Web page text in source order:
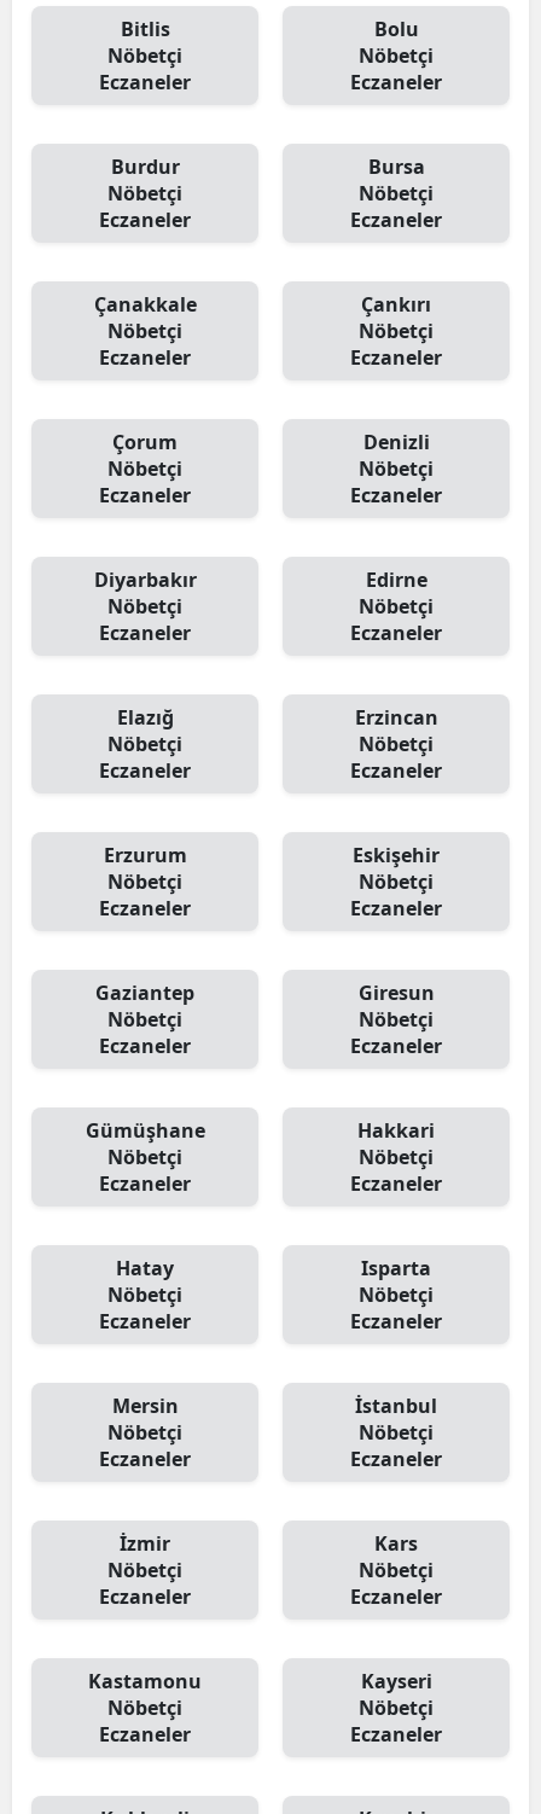
Bitlis
Nöbetçi
Eczaneler
Bolu
Nöbetçi
Eczaneler
Burdur
Nöbetçi
Eczaneler
Bursa
Nöbetçi
Eczaneler
Çanakkale
Nöbetçi
Eczaneler
Çankırı
Nöbetçi
Eczaneler
Çorum
Nöbetçi
Eczaneler
Denizli
Nöbetçi
Eczaneler
Diyarbakır
Nöbetçi
Eczaneler
Edirne
Nöbetçi
Eczaneler
Elazığ
Nöbetçi
Eczaneler
Erzincan
Nöbetçi
Eczaneler
Erzurum
Nöbetçi
Eczaneler
Eskişehir
Nöbetçi
Eczaneler
Gaziantep
Nöbetçi
Eczaneler
Giresun
Nöbetçi
Eczaneler
Gümüşhane
Nöbetçi
Eczaneler
Hakkari
Nöbetçi
Eczaneler
Hatay
Nöbetçi
Eczaneler
Isparta
Nöbetçi
Eczaneler
Mersin
Nöbetçi
Eczaneler
İstanbul
Nöbetçi
Eczaneler
İzmir
Nöbetçi
Eczaneler
Kars
Nöbetçi
Eczaneler
Kastamonu
Nöbetçi
Eczaneler
Kayseri
Nöbetçi
Eczaneler